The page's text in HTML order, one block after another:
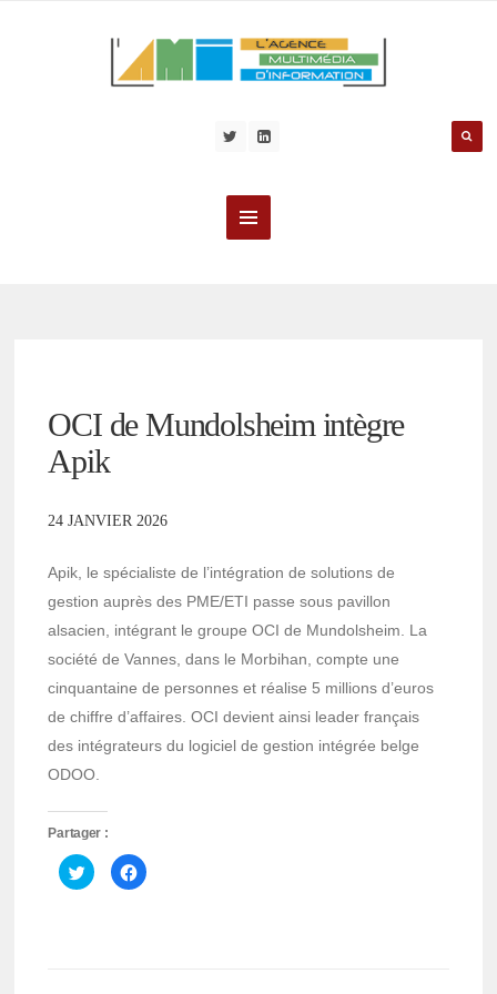
OCI de Mundolsheim intègre
Apik
24 JANVIER 2026
Apik, le spécialiste de l’intégration de solutions de
gestion auprès des PME/ETI passe sous pavillon
alsacien, intégrant le groupe OCI de Mundolsheim. La
société de Vannes, dans le Morbihan, compte une
cinquantaine de personnes et réalise 5 millions d’euros
de chiffre d’affaires. OCI devient ainsi leader français
des intégrateurs du logiciel de gestion intégrée belge
ODOO.
Partager :
Cliquez
pour
partager
Cliquez
pour